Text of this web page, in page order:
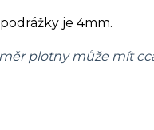
je 4mm.
plotny může mít